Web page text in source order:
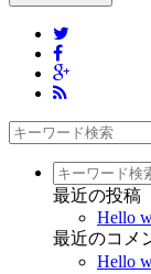
最近の投稿
Hello
最近のコメ
Hello